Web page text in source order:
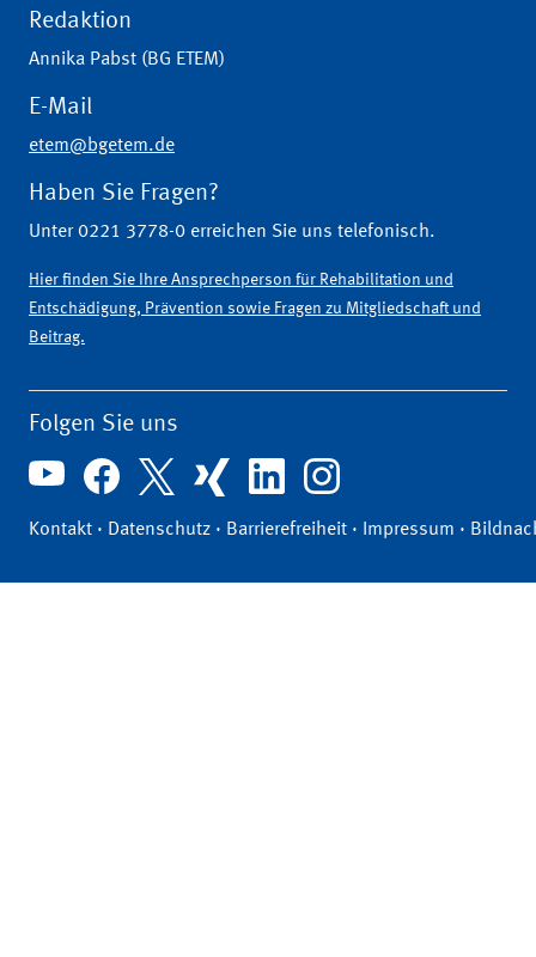
Redaktion
Annika Pabst (BG ETEM)
E-Mail
etem@bgetem.de
Haben Sie Fragen?
Unter 0221 3778-0 erreichen Sie uns telefonisch.
Hier finden Sie Ihre Ansprechperson für Rehabilitation und
Entschädigung, Prävention sowie Fragen zu Mitgliedschaft und
Beitrag.
Folgen Sie uns
Kontakt · Datenschutz · Barrierefreiheit · Impressum ·